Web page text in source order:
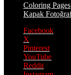
Coloring Pages
Kapak
Facebook
X
Pinterest
YouTube
Reddit